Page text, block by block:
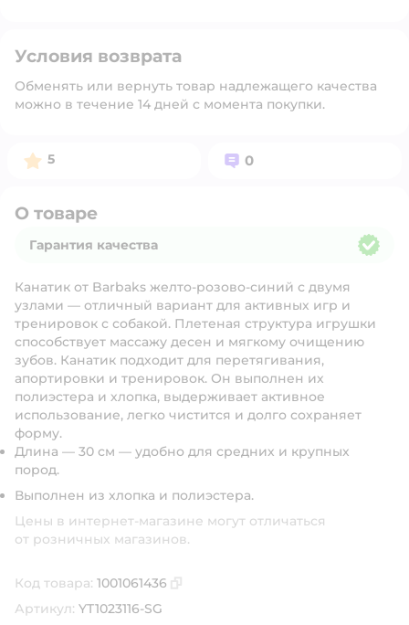
Условия возврата
Обменять или вернуть товар надлежащего качества
можно в течение 14 дней с момента покупки.
Рейтинг:
5 Вопросов:
0
О товаре
Гарантия качества
Канатик от Barbaks желто-розово-синий с двумя
узлами — отличный вариант для активных игр и
тренировок с собакой. Плетеная структура игрушки
способствует массажу десен и мягкому очищению
зубов. Канатик подходит для перетягивания,
апортировки и тренировок. Он выполнен их
полиэстера и хлопка, выдерживает активное
использование, легко чистится и долго сохраняет
форму.
Длина — 30 см — удобно для средних и крупных
пород.
Выполнен из хлопка и полиэстера.
Цены в интернет-магазине могут отличаться
от розничных магазинов.
Код товара: 1001061436
Артикул: YT1023116-SG